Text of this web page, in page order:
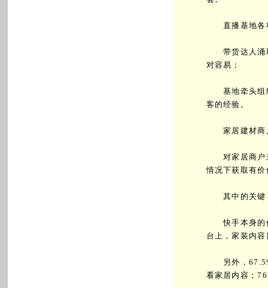
直播基地各项
带货达人涌现
对容易；
基地牵头组织
客的经验。
家居建材商
对家居商户来
情况下获取有
其中的关键
快手本身的价
台上，家装内
另外，67.5%
看家居内容；